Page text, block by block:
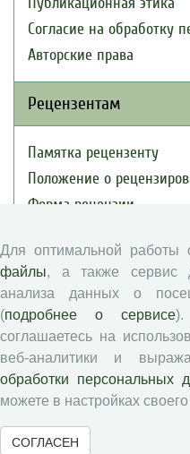
Согласие на обработку
Авторские права
Рецензентам
Памятка рецензенту
Положение о
Форма рецензии
Журналы ВолНЦ РАН
Экономические и
Проблемы развития
Вопросы
Социальное
АгроЗооТехника
Для оптимальной работы
файлы, а также сервис
анализа данных о
(подробнее о сервисе).
соглашаетесь на
веб-аналитики и
обработки персональных
можете в настройках
СОГЛАСЕН